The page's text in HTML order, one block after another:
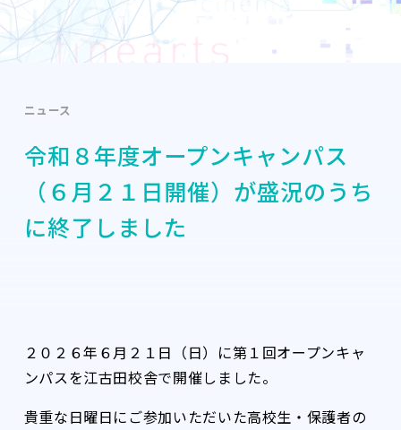
ニュース
令和８年度オープンキャンパス
（６月２１日開催）が盛況のうち
に終了しました
２０２６年６月２１日（日）に第１回オープンキャ
ンパスを江古田校舎で開催しました。
貴重な日曜日にご参加いただいた高校生・保護者の